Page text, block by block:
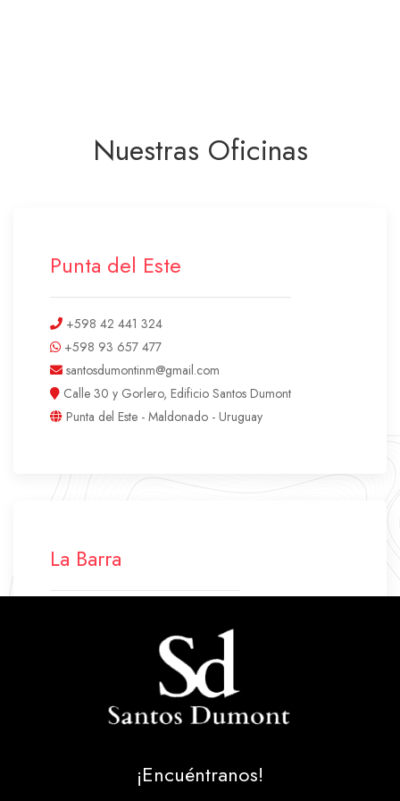
Nuestras Oficinas
Punta del Este
+598 42 441 324
+598 93 657 477
santosdumontinm@gmail.com
Calle 30 y Gorlero, Edificio Santos Dumont
Punta del Este - Maldonado - Uruguay
La Barra
+598 94 640 045
labarra.santosdumont@gmail.com
Ruta 10 Parada 43
La Barra - Maldonado - Uruguay
¡Encuéntranos!